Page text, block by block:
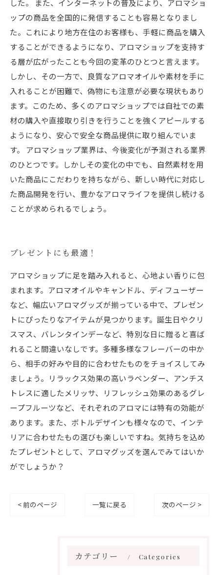
した。 また、インターネットの普及により、アロマショ
ップの商品を全国的に発信することも容易となりまし
た。これにより地方在住のお客様も、手軽に商品を購入
することができるようになり、アロマショップを支持す
る層が広がったことも今回の変革のひとつと言えます。
しかし、その一方で、良質なアロマオイルや素材を手に
入れることが困難で、偽物にも注意が必要な現状もあり
ます。このため、多くのアロマショップでは自社での素
材の購入や直接取り引きを行うことを強くアピールする
ようになり、安心で安全な商品提供に取り組んでいま
す。 アロマショップ業界は、今後変化が予測される業界
のひとつです。しかしその変化の中でも、自然素材を用
いた商品にこだわりを持ちながら、新しい時代に対応し
た商品開発を行い、豊かなアロマライフを提供し続ける
ことが求められるでしょう。
プレゼントにも最適！
アロマショップに足を踏み入れると、心地よい香りに包
まれます。アロマオイルやキャンドル、ディフューザー
など、幅広いアロマグッズが揃っている中で、プレゼン
トにぴったりなアイテムが見つかります。誕生日やクリ
スマス、バレンタインデーなど、特別な日に贈ると喜ば
れること間違いなしです。多種多様なフレーバーの中か
ら、相手の好みや目的に合わせたものをチョイスしてみ
ましょう。リラックス効果の高いラベンダー、アンチス
トレスに適したメリッサ、リフレッシュ効果のあるグレ
ープフルーツなど、それぞれのアロマには特有の効能が
あります。また、ボトルデザインも様々なので、インテ
リアに合わせたもの選びも楽しいですね。気持ちを込め
たプレゼントとして、アロマグッズを選んでみてはいか
がでしょうか？
< 前のページ 一覧に戻る 次のページ >
カテゴリー Categories